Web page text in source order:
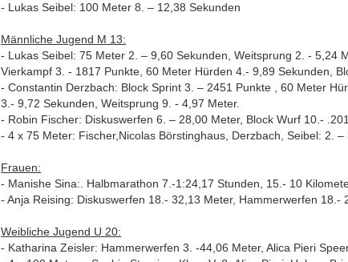
- Lukas Seibel: 100 Meter 8. – 12,38 Sekunden
Männliche Jugend M 13:
- Lukas Seibel: 75 Meter 2. – 9,60 Sekunden, Weitsprung 2. - 5,24
Vierkampf 3. - 1817 Punkte, 60 Meter Hürden 4.- 9,89 Sekunden,
- Constantin Derzbach: Block Sprint 3. – 2451 Punkte , 60 Meter
3.- 9,72 Sekunden, Weitsprung 9. - 4,97 Meter.
- Robin Fischer: Diskuswerfen 6. – 28,00 Meter, Block Wurf 10.-
- 4 x 75 Meter: Fischer,Nicolas Börstinghaus, Derzbach, Seibel: 2. –
Frauen:
- Manishe Sina:. Halbmarathon 7.-1:24,17 Stunden, 15.- 10
- Anja Reising: Diskuswerfen 18.- 32,13 Meter, Hammerwerfen 18.-
Weibliche Jugend U 20:
- Katharina Zeisler: Hammerwerfen 3. -44,06 Meter, Alica Pieri